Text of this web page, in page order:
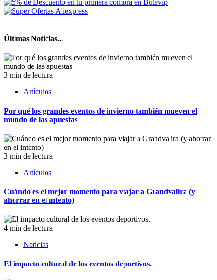
Últimas Noticias...
3 min de lectura
Artículos
Por qué los grandes eventos de invierno también mueven el
mundo de las apuestas
3 min de lectura
Artículos
Cuándo es el mejor momento para viajar a Grandvalira (y
ahorrar en el intento)
4 min de lectura
Noticias
El impacto cultural de los eventos deportivos.